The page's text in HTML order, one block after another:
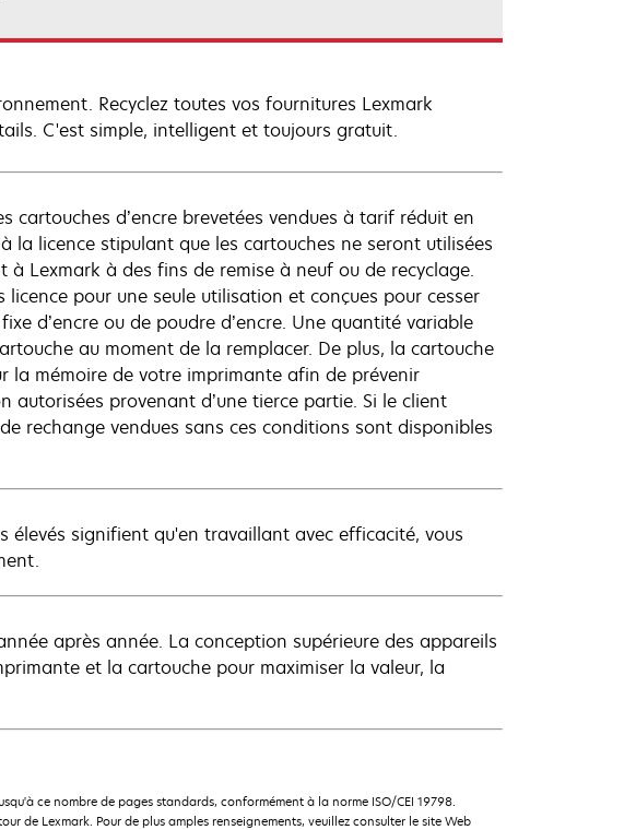
Recyclez toutes vos fournitures Lexmark
C'est simple, intelligent et toujours gratuit.
cartouches d’encre brevetées vendues à tarif réduit en
la licence stipulant que les cartouches ne seront utilisées
à Lexmark à des fins de remise à neuf ou de recyclage.
pour une seule utilisation et conçues pour cesser
d’encre ou de poudre d’encre. Une quantité variable
au moment de la remplacer. De plus, la cartouche
la mémoire de votre imprimante afin de prévenir
autorisées provenant d’une tierce partie. Si le client
rechange vendues sans ces conditions sont disponibles
élevés signifient qu'en travaillant avec efficacité, vous
après année. La conception supérieure des appareils
et la cartouche pour maximiser la valeur, la
ce nombre de pages standards, conformément à la norme ISO/CEI 19798.
de Lexmark. Pour de plus amples renseignements, veuillez consulter le site Web